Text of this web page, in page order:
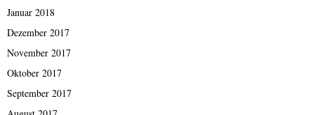
Januar 2018
Dezember 2017
November 2017
Oktober 2017
September 2017